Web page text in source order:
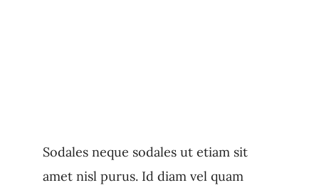
Sodales neque sodales ut etiam sit
amet nisl purus. Id diam vel quam